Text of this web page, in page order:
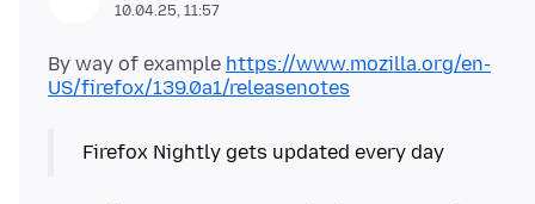
10.04.25, 11:57
By way of example https://www.mozilla.org/en-
US/firefox/139.0a1/releasenotes
Firefox Nightly gets updated every day